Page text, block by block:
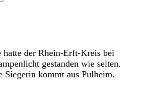
hatte der Rhein-Erft-Kreis bei
gestanden wie selten.
Siegerin kommt aus Pulheim.